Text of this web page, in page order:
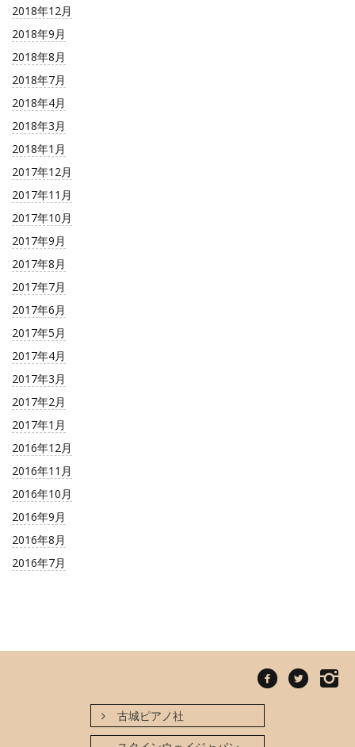
2018年12月
2018年9月
2018年8月
2018年7月
2018年4月
2018年3月
2018年1月
2017年12月
2017年11月
2017年10月
2017年9月
2017年8月
2017年7月
2017年6月
2017年5月
2017年4月
2017年3月
2017年2月
2017年1月
2016年12月
2016年11月
2016年10月
2016年9月
2016年8月
2016年7月
古城ピアノ社